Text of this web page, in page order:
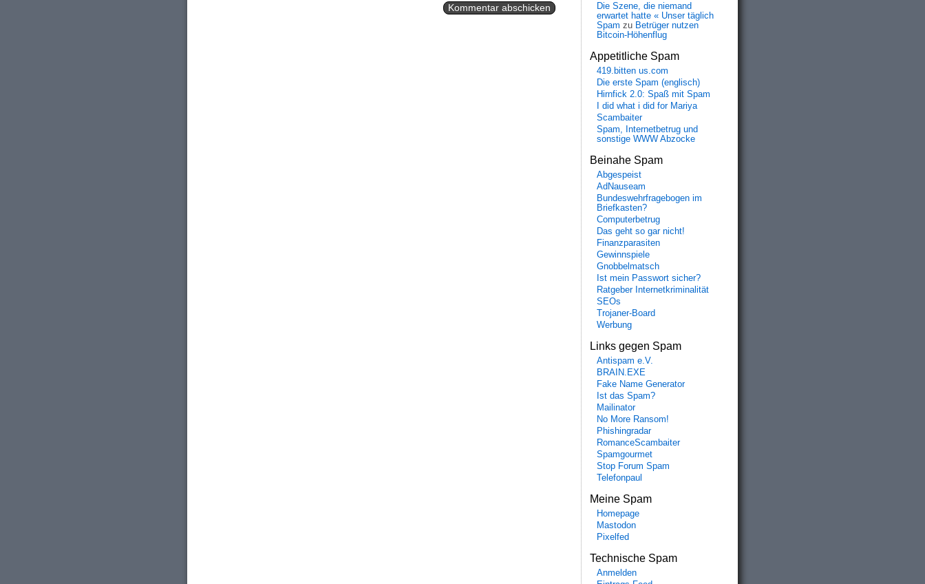
Die Szene, die niemand
erwartet hatte « Unser täglich
Spam zu Betrüger nutzen
Bitcoin-Höhenflug
Appetitliche Spam
419.bitten us.com
Die erste Spam (englisch)
Hirnfick 2.0: Spaß mit Spam
I did what i did for Mariya
Scambaiter
Spam, Internetbetrug und
sonstige WWW Abzocke
Beinahe Spam
Abgespeist
AdNauseam
Bundeswehrfragebogen im
Briefkasten?
Computerbetrug
Das geht so gar nicht!
Finanzparasiten
Gewinnspiele
Gnobbelmatsch
Ist mein Passwort sicher?
Ratgeber Internetkriminalität
SEOs
Trojaner-Board
Werbung
Links gegen Spam
Antispam e.V.
BRAIN.EXE
Fake Name Generator
Ist das Spam?
Mailinator
No More Ransom!
Phishingradar
RomanceScambaiter
Spamgourmet
Stop Forum Spam
Telefonpaul
Meine Spam
Homepage
Mastodon
Pixelfed
Technische Spam
Anmelden